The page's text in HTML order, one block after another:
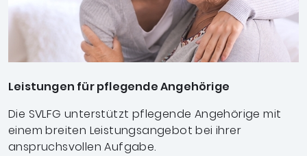
Leistungen für pflegende Angehörige
Die SVLFG unterstützt pflegende Angehörige mit
einem breiten Leistungsangebot bei ihrer
anspruchsvollen Aufgabe.